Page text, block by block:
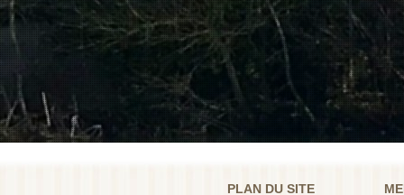
PLAN DU SITE